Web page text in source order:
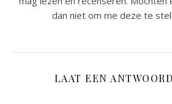
dan niet om me deze te
LAAT EEN